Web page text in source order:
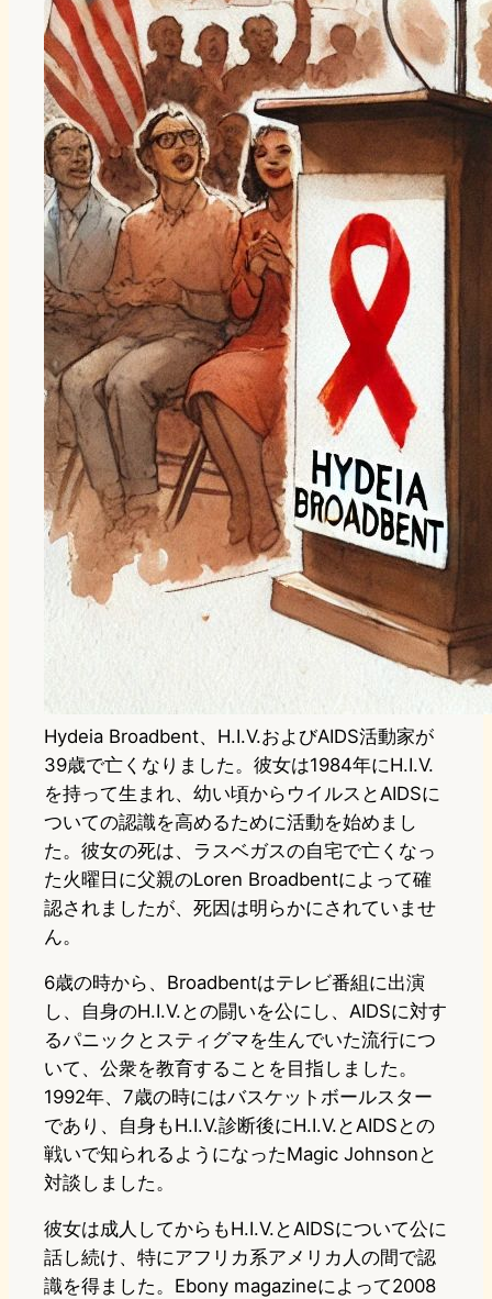
Hydeia Broadbent、H.I.V.およびAIDS活動家が
39歳で亡くなりました。彼女は1984年にH.I.V.
を持って生まれ、幼い頃からウイルスとAIDSに
ついての認識を高めるために活動を始めまし
た。彼女の死は、ラスベガスの自宅で亡くなっ
た火曜日に父親のLoren Broadbentによって確
認されましたが、死因は明らかにされていませ
ん。
6歳の時から、Broadbentはテレビ番組に出演
し、自身のH.I.V.との闘いを公にし、AIDSに対す
るパニックとスティグマを生んでいた流行につ
いて、公衆を教育することを目指しました。
1992年、7歳の時にはバスケットボールスター
であり、自身もH.I.V.診断後にH.I.V.とAIDSとの
戦いで知られるようになったMagic Johnsonと
対談しました。
彼女は成人してからもH.I.V.とAIDSについて公に
話し続け、特にアフリカ系アメリカ人の間で認
識を得ました。Ebony magazineによって2008